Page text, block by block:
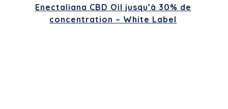
Enectaliana CBD Oil jusqu’à 30% de
concentration – White Label